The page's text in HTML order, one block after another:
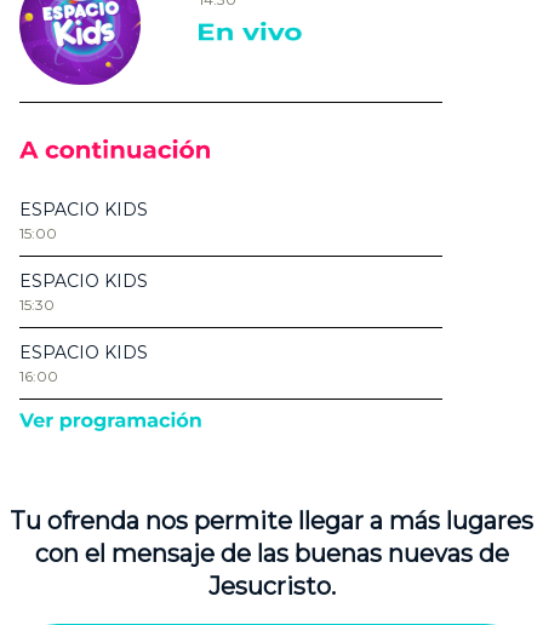
Tu ofrenda nos permite llegar a más lugares
con el mensaje de las buenas nuevas de
Jesucristo.